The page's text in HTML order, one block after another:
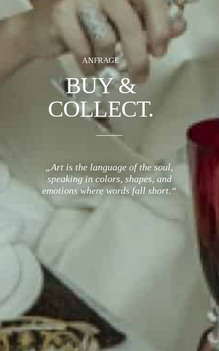
ANFRAGE
BUY &
COLLECT.
„Art is the language of the soul,
speaking in colors, shapes, and
emotions where words fall short.“